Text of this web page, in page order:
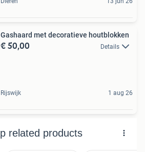
Gashaard met decoratieve houtblokken
€ 50,00 Details
Rijswijk 1 aug 26